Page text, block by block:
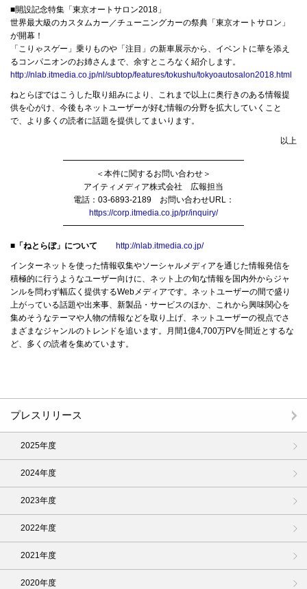
■開設記念特集「東京オートサロン2018」
世界最大級のカスタムカー／チューニングカーの祭典「東京オートサロン」
が開幕！
「こりゃスゲー」乗りものや「注目」の新車展示から、イベントに華を添え
るコンパニオンのお姉さんまで、余すところなく紹介します。
http://nlab.itmedia.co.jp/nl/subtop/features/tokushu/tokyoautosalon2018.html
ねとらぼではこうした取り組みにより、これまで以上に奥行きのある情報提
供を心がけ、今後もネットユーザーが好む情報の分野を拡大していくこと
で、より多くの読者に話題を提供してまいります。
以上
━━━━━━━━━━━━━━━━━━━━━━
＜本件に関するお問い合わせ＞
アイティメディア株式会社 広報担当
電話：03-6893-2189 お問い合わせURL：
https://corp.itmedia.co.jp/pr/inquiry/
━━━━━━━━━━━━━━━━━━━━━━
■ 「ねとらぼ」について http://nlab.itmedia.co.jp/
インターネットを使った情報収集やソーシャルメディアを通じた情報発信を
積極的に行うようなユーザー向けに、ネット上の旬な情報を国内外からジャ
ンルを問わず幅広く提供するWebメディアです。ネットユーザーの間で盛り
上がっている話題や出来事、新製品・サービスのほか、これから興味関心を
集めそうなテーマや人物の情報などを取り上げ、ネットユーザーの視点でさ
まざまなジャンルのトレンドを追います。月間1億4,700万PVを間近とするな
ど、多くの読者を集めています。
プレスリリース
2025年度
2024年度
2023年度
2022年度
2021年度
2020年度